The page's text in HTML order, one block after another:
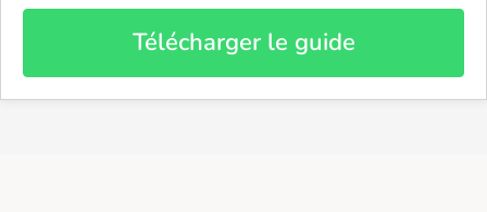
Télécharger le guide